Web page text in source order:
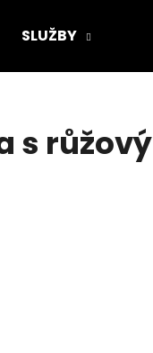
SLUŽBY
s